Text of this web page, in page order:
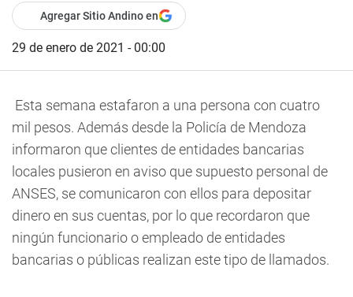
Agregar Sitio Andino en
29 de enero de 2021 - 00:00
Esta semana estafaron a una persona con cuatro
mil pesos. Además desde la Policía de Mendoza
informaron que clientes de entidades bancarias
locales pusieron en aviso que supuesto personal de
ANSES, se comunicaron con ellos para depositar
dinero en sus cuentas, por lo que recordaron que
ningún funcionario o empleado de entidades
bancarias o públicas realizan este tipo de llamados.